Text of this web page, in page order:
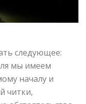
следующее:
мы имеем
началу и
читки,